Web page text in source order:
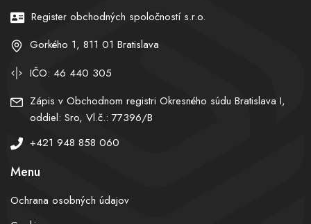
Register obchodných spoločností s.r.o.
Gorkého 1, 811 01 Bratislava
IČO: 46 440 305
Zápis v Obchodnom registri Okresného súdu Bratislava I,
oddiel: Sro, Vl.č.: 77396/B
+421 948 858 060
Menu
Ochrana osobných údajov